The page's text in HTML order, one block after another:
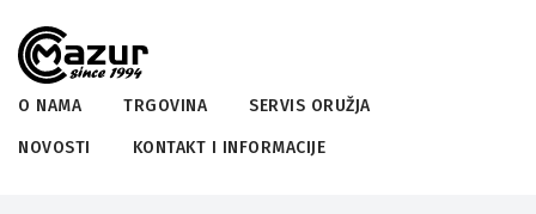
O NAMA TRGOVINA SERVIS ORUŽJA
NOVOSTI KONTAKT I INFORMACIJE